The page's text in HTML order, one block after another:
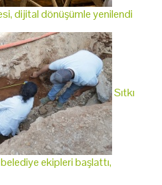
dijital dönüşümle yenilendi
Sıtkı
ekipleri başlattı,